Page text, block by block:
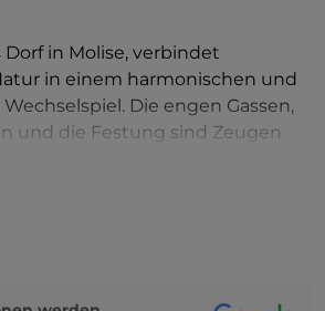
Dorf in Molise, verbindet
in einem harmonischen und
Die engen Gassen,
und die Festung sind Zeugen
das Gefühl, in diesen